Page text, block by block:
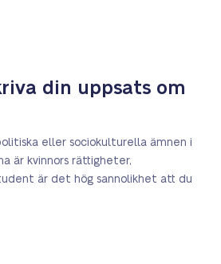
din uppsats om
eller sociokulturella ämnen i
är kvinnors rättigheter,
är det hög sannolikhet att du